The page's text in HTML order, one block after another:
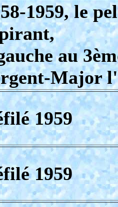
1959, le
au
Major
1959
1959